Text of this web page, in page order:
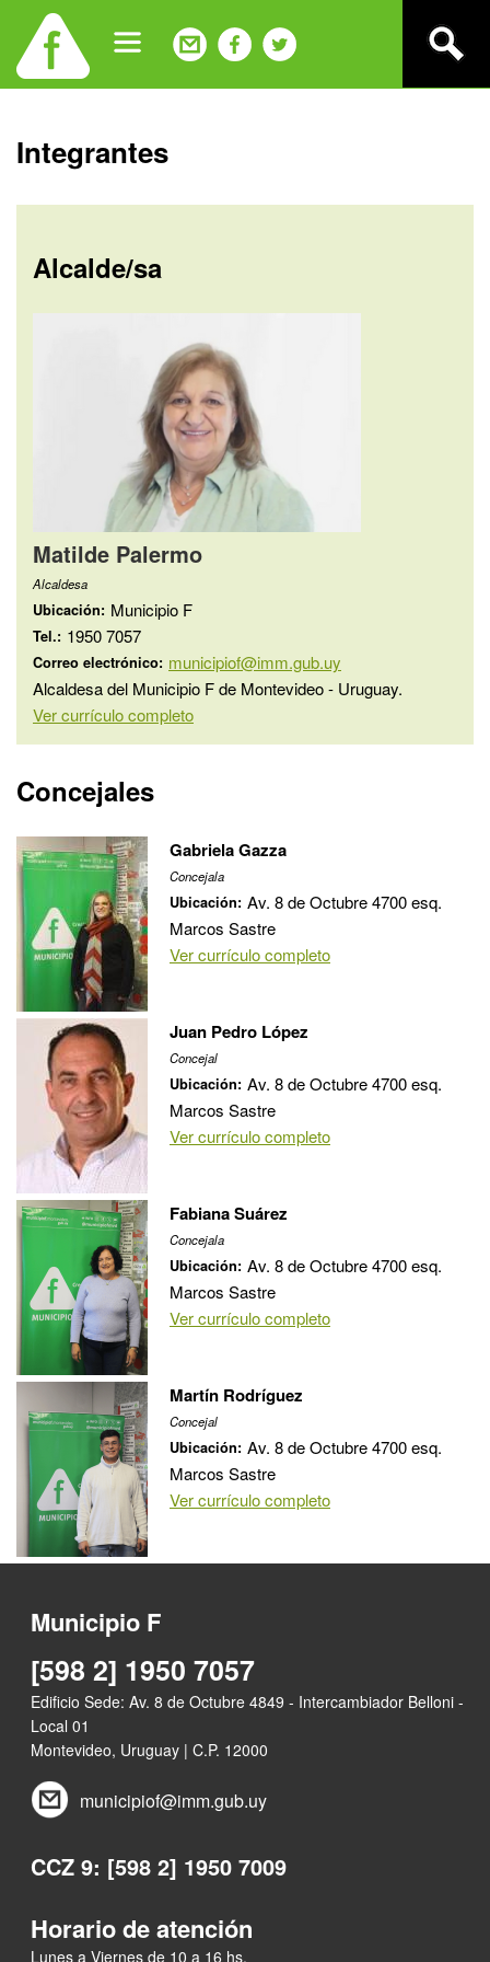
navigation
Back
to
Integrantes
Alcalde/sa
Matilde Palermo
Alcaldesa
Ubicación: Municipio F
Tel.: 1950 7057
Correo electrónico: municipiof@imm.gub.uy
Alcaldesa del Municipio F de Montevideo - Uruguay.
Ver currículo completo
Concejales
Gabriela Gazza
Concejala
Ubicación: Av. 8 de Octubre 4700 esq.
Marcos Sastre
Ver currículo completo
Juan Pedro López
Concejal
Ubicación: Av. 8 de Octubre 4700 esq.
Marcos Sastre
Ver currículo completo
Fabiana Suárez
Concejala
Ubicación: Av. 8 de Octubre 4700 esq.
Marcos Sastre
Ver currículo completo
Martín Rodríguez
Concejal
Ubicación: Av. 8 de Octubre 4700 esq.
Marcos Sastre
Ver currículo completo
Municipio F
[598 2] 1950 7057
Edificio Sede: Av. 8 de Octubre 4849 - Intercambiador Belloni -
Local 01
Montevideo, Uruguay | C.P. 12000
municipiof@imm.gub.uy
CCZ 9: [598 2] 1950 7009
Horario de atención
Lunes a Viernes de 10 a 16 hs.